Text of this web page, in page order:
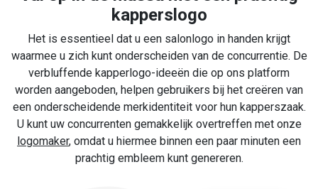
kapperslogo
Het is essentieel dat u een salonlogo in handen krijgt
waarmee u zich kunt onderscheiden van de concurrentie. De
verbluffende kapperlogo-ideeën die op ons platform
worden aangeboden, helpen gebruikers bij het creëren van
een onderscheidende merkidentiteit voor hun kapperszaak.
U kunt uw concurrenten gemakkelijk overtreffen met onze
logomaker, omdat u hiermee binnen een paar minuten een
prachtig embleem kunt genereren.